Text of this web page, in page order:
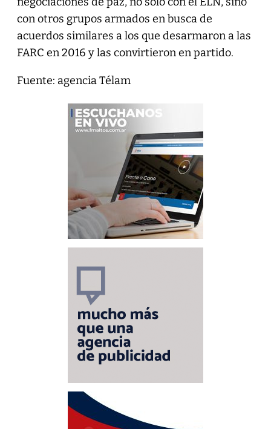
con otros grupos armados en busca de
acuerdos similares a los que desarmaron a las
FARC en 2016 y las convirtieron en partido.
Fuente: agencia Télam